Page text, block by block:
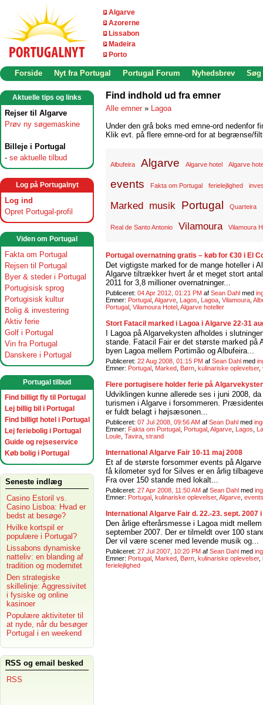
Algarve
Azorerne
Lissabon
Madeira
Porto
Forside Nyt fra Portugal Portugal Forum Nyhedsbrev Søg
Aktuelle tips og links
Rejser til Algarve
Prøv ny søgemaskine
Billeje i Portugal
- se aktuelle tilbud
Log på Portugalnyt
Log ind
Opret Portugal-profil
Viden om Portugal
Fakta om Portugal
Rejsen til Portugal
Byer & steder i Portugal
Portugisisk sprog
Portugisisk kultur
Bolig & investering
Aktiv ferie
Golf i Portugal
Vin fra Portugal
Danskere i Portugal
Portugal tilbud
Find billigt fly til Portugal
Lej billig bil i Portugal
Find billigt hotel i Portugal
Lej feriebolig i Portugal
Guide og rejseservice
Køb bolig i Portugal
Seneste indlæg
Casino Estoril vs.
Casino Lisboa: Hvad er
bedst at besøge?
Hvilke kortspil er
populære i Portugal?
Lissabons dynamiske
natteliv: en blanding af
tradition og modernitet
Den strategiske
skillelinje: Aggressivitet
i fysiske og online
kasinoer
Populære aktiviteter til
at nyde, når du besøger
Portugal i en weekend
RSS og email besked
RSS
Find indhold ud fra emner
Alle emner » Lagoa
Under den grå boks med emne-ord nedenfor
Klik evt. på flere emne-ord for at begrænse/
Albufeira Algarve Algarve hotel Algarve
events Fakta om Portugal ferielejlighed
Marked musik Portugal Quarteira
Real de Santo Antonio Vilamoura Vilamoura
Portugal overnatning gratis – køb for €30 i El
Det vigtigste marked for de mange hoteller i
Algarve tiltrækker hvert år et meget stort
2011 for 3,8 millioner overnatninger...
Publiceret: 04 Apr 2012, 01:21 PM af Sean Dahl med
Emner: Portugal Algarve Lagos Lagoa Vilamoura
Portugal Vilamoura Hotel Algarve hoteller
Stort Fatacil marked i Lagoa i Algarve 22-31
I Lagoa på Algarvekysten afholdes i
stande. Fatacil Fair er det største marked på
byen Lagoa mellem Portimão og Albufeira...
Publiceret: 22 Aug 2008, 01:15 PM af Sean Dahl med
Emner: Portugal Marked Børn kulinariske oplevelser,
Flere portugisere holder ferie på
Udviklingen kunne allerede ses i juni 2008,
turismen i Algarve i forsommeren.
er fuldt belagt i højsæsonen...
Publiceret: 07 Jul 2008, 09:56 AM af Sean Dahl med
Emner: Fakta om Portugal Portugal Algarve Lagos
Loule Tavira strand
International Algarve Fair 10-11 maj 2008
Et af de største forsommer events på
få kilometer syd for Silves er en årlig
Fra over 150 stande med lokalt...
Publiceret: 27 Apr 2008, 11:50 AM af Sean Dahl med
Emner: Portugal kulinariske oplevelser, Algarve events
International Algarve Fair d. 22.-23. sept. 2007
Den årlige efterårsmesse i Lagoa midt
september 2007. Der er tilmeldt over 100
Der vil være scener med levende musik og...
Publiceret: 27 Jul 2007, 10:20 PM af Sean Dahl med
Emner: Portugal Marked Børn kulinariske oplevelser,
ferielejlighed